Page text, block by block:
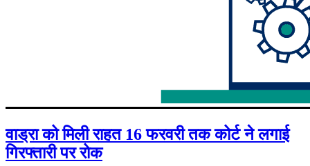
वाड्रा को मिली राहत 16 फरवरी तक कोर्ट ने लगाई
गिरफ्तारी पर रोक